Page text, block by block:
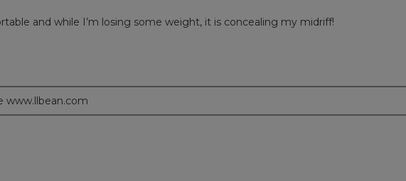
and while I’m losing some weight, it is concealing my midriff!
www.llbean.com